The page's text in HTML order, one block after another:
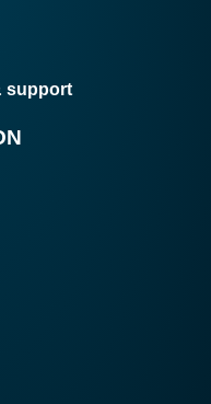
support